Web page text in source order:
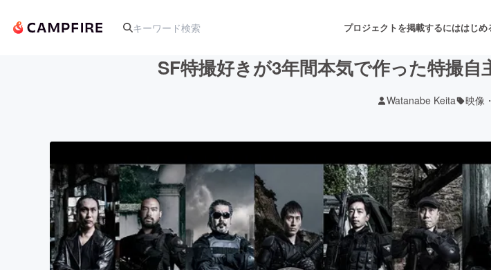
プロジェクトを掲載するにははじめ
アート・写真 音楽
テクノロジー・ガジェット ゲーム・サービス開発
映像・映画 書籍・雑誌出版
SF特撮好きが3年間本気で作った特撮自
Watanabe Keita 映像